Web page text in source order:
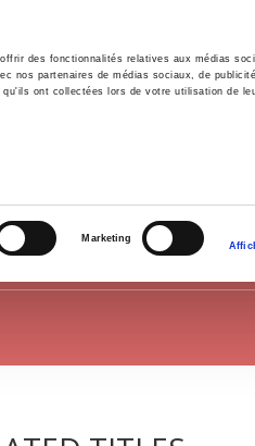
des fonctionnalités relatives aux médias
nos partenaires de médias sociaux, de
ont collectées lors de votre utilisation de
Marketing
History International